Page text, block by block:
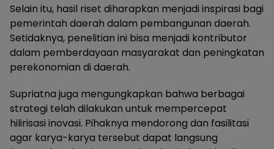
Selain itu, hasil riset diharapkan menjadi inspirasi bagi
pemerintah daerah dalam pembangunan daerah.
Setidaknya, penelitian ini bisa menjadi kontributor
dalam pemberdayaan masyarakat dan peningkatan
perekonomian di daerah.
Supriatna juga mengungkapkan bahwa berbagai
strategi telah dilakukan untuk mempercepat
hilirisasi inovasi. Pihaknya mendorong dan fasilitasi
agar karya-karya tersebut dapat langsung